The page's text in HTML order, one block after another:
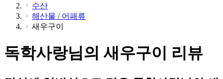
수산
해산물 / 어패류
새우구이
독학사랑님의 새우구이 리뷰